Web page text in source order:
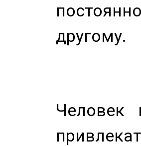
другому.
Человек